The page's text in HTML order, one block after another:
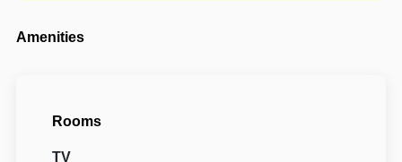
Amenities
Rooms
TV